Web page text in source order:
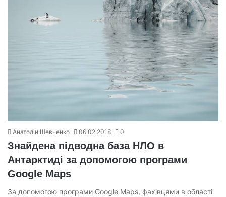
Анатолій Шевченко 06.02.2018 0
Знайдена підводна база НЛО в
Антарктиді за допомогою програми
Google Maps
За допомогою програми Google Maps, фахівцями в області